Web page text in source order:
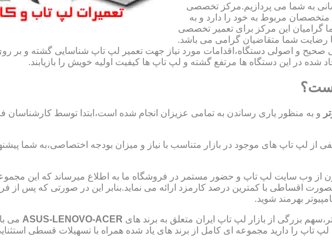
به شما می پردازیم.مرکز تخصصی
مربوط به خود را دارد و به
گرامیان این مرکز برای تعمیر تخصصی
رضایت شما متقاضیان گرامی می باشد.
صحیح و اصولی دستگاه،اقدامات مورد نیاز جهت تعمیر لپ تاپ شناسایی گشته و بر
شده در این دستگاه ها مرتفع گشته و لپ تاپ ها کیفیت اولیه خویش را بازیابند.
و به منظور یاری رساندن به تمامی عزیزان انجام شده است،ابتدا توسط کارشناسان
لپ تاپ های موجود در بازار متناسب با نیاز و میزان بودجه اختصاصی،به شما
از وب سایت لپ تاپ و حضور مستمر در فروشگاه ما به اطلاع میرساند که این
بصورت اقساطی با کمترین درصد کارمزد ارائه می نماید.بنابر این در صورتی که
بهرمند شوید.
بزرگی از بازار لپ تاپ ایران متعلق به برند های ASUS-LENOVO-ACER می
تاپ را دارید مجموعه ای کامل از برند های یاد شده همراه با تسهیلات قسطی